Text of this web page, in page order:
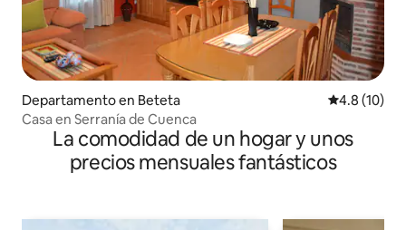
Departamento en Beteta Calificación
4.8 (10)
Casa en Serranía de Cuenca
La comodidad de un hogar y unos
precios mensuales fantásticos